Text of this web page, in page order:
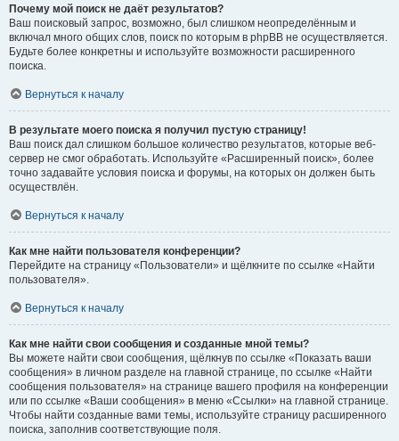
Почему мой поиск не даёт результатов?
Ваш поисковый запрос, возможно, был слишком неопределённым и
включал много общих слов, поиск по которым в phpBB не осуществляется.
Будьте более конкретны и используйте возможности расширенного
поиска.
Вернуться к началу
В результате моего поиска я получил пустую страницу!
Ваш поиск дал слишком большое количество результатов, которые веб-
сервер не смог обработать. Используйте «Расширенный поиск», более
точно задавайте условия поиска и форумы, на которых он должен быть
осуществлён.
Вернуться к началу
Как мне найти пользователя конференции?
Перейдите на страницу «Пользователи» и щёлкните по ссылке «Найти
пользователя».
Вернуться к началу
Как мне найти свои сообщения и созданные мной темы?
Вы можете найти свои сообщения, щёлкнув по ссылке «Показать ваши
сообщения» в личном разделе на главной странице, по ссылке «Найти
сообщения пользователя» на странице вашего профиля на конференции
или по ссылке «Ваши сообщения» в меню «Ссылки» на главной странице.
Чтобы найти созданные вами темы, используйте страницу расширенного
поиска, заполнив соответствующие поля.